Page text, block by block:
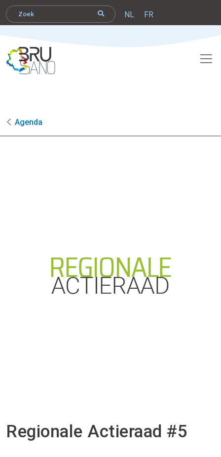
NL FR
Agenda
Regionale Actieraad #5